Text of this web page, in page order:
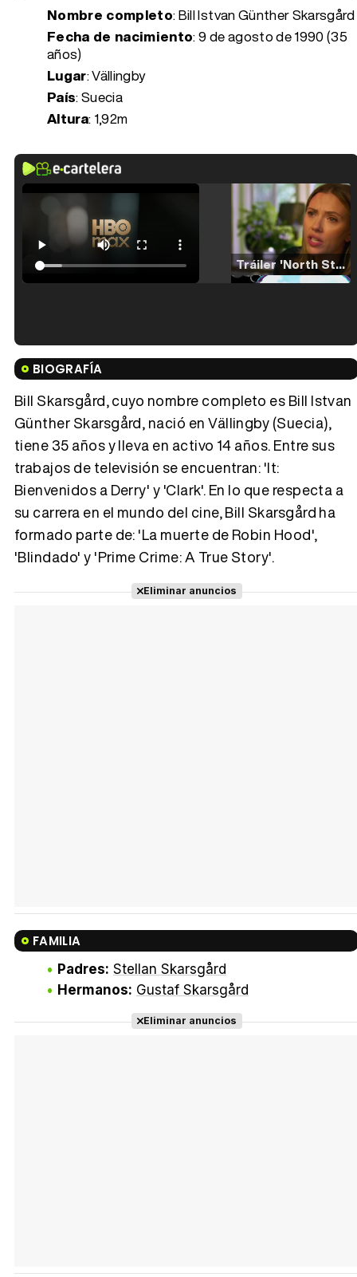
Nombre completo: Bill Istvan Günther Skarsgård
Fecha de nacimiento:9 de agosto de 1990 (35
años)
Lugar: Vällingby
País: Suecia
Altura: 1,92m
Tráiler 'North Star' (2023)
Tráiler en español de 'La isla olvidada'
BIOGRAFÍA
Bill Skarsgård, cuyo nombre completo es Bill Istvan
Günther Skarsgård, nació en Vällingby (Suecia),
tiene 35 años y lleva en activo 14 años. Entre sus
trabajos de televisión se encuentran: 'It:
Bienvenidos a Derry' y 'Clark'. En lo que respecta a
su carrera en el mundo del cine, Bill Skarsgård ha
formado parte de: 'La muerte de Robin Hood',
'Blindado' y 'Prime Crime: A True Story'.
Eliminar anuncios
FAMILIA
Padres: Stellan Skarsgård
Hermanos: Gustaf Skarsgård
Eliminar anuncios